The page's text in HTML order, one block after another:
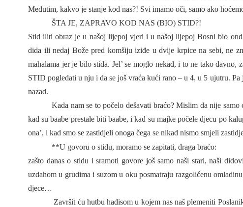
Međutim, kakvo je stanje kod nas?! Svi imamo oči, samo ako
ŠTA JE, ZAPRAVO KOD NAS (BIO) STID?!
Stid iliti obraz je u našoj lijepoj vjeri i u našoj lijepoj Bosni bio
dida ili nedaj Bože pred komšiju iziđe u dvije krpice na sebi, ne
mahalama jer je bilo stida. Jel’ se moglo nekad, i to ne tako
STID pogledati u nju i da se još vraća kući rano – u 4, u 5 ujutru.
nazad.
Kada nam se to počelo dešavati braćo?Mislim da nije samo
kad su baabe prestale biti baabe, i kad su majke počele djecu po
ona’, i kad smo se zastidjeli onoga čega se nikad nismo smjeli
**U govoru o stidu, moramo se zapitati, draga braćo:
zašto danas o stidu i sramoti govore još samo naši stari, naši didovi
uzdahom u grudima i suzom u oku posmatraju razgolićenu
djece…
Završit ću hutbu hadisom u kojem nas naš plemeniti